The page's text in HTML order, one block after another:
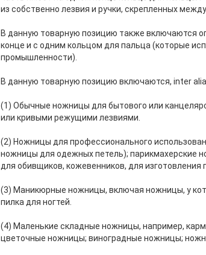
из собственно лезвия и ручки, скрепленных между
В данную товарную позицию также включаются
конце и с одним кольцом для пальца (которые
промышленности).
В данную товарную позицию включаются, inter
(1) Обычные ножницы для бытового или
или кривыми режущими лезвиями.
(2) Ножницы для профессионального
ножницы для одежных петель);
для обивщиков, кожевенников, для изготовления
(3) Маникюрные ножницы, включая ножницы, у
пилка для ногтей.
(4) Маленькие складные ножницы, например,
цветочные ножницы; виноградные ножницы;